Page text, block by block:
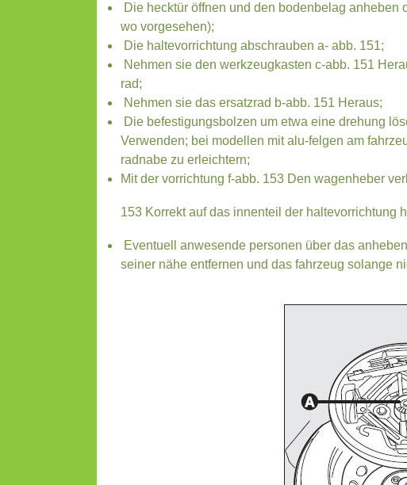
Die hecktür öffnen und den bodenbelag anheben
wo vorgesehen);
Die haltevorrichtung abschrauben a- abb. 151;
Nehmen sie den werkzeugkasten c-abb. 151
rad;
Nehmen sie das ersatzrad b-abb. 151 Heraus;
Die befestigungsbolzen um etwa eine drehung
Verwenden; bei modellen mit alu-felgen am
radnabe zu erleichtern;
Mit der vorrichtung f-abb. 153 Den wagenheber
153 Korrekt auf das innenteil der haltevorrichtung
Eventuell anwesende personen über das
seiner nähe entfernen und das fahrzeug solange